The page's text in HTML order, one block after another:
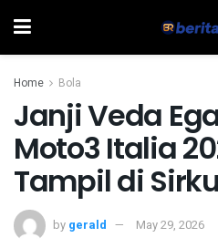
Home Bola
Janji Veda
Moto3 Italia
Tampil di
by gerald May 29, 2026